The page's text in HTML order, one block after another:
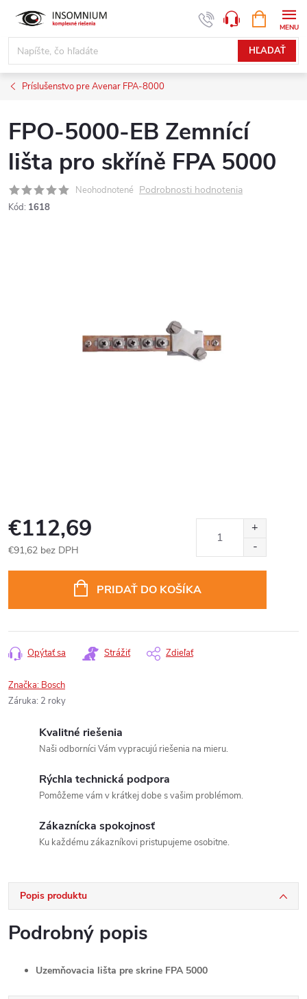
obsah
HĽADAŤ
KOŠÍK
Príslušenstvo pre Avenar FPA-8000
FPO-5000-EB Zemnící
lišta pro skříně FPA 5000
Neohodnotené Podrobnosti hodnotenia
Kód: 1618
€112,69
€91,62 bez DPH
PRIDAŤ DO KOŠÍKA
Opýtať sa Strážiť Zdieľať
Značka: Bosch
Záruka: 2 roky
Kvalitné riešenia
Naši odborníci Vám vypracujú riešenia na mieru.
Rýchla technická podpora
Pomôžeme vám v krátkej dobe s vašim problémom.
Zákaznícka spokojnosť
Ku každému zákazníkovi pristupujeme osobitne.
Popis produktu
Podrobný popis
Uzemňovacia lišta pre skrine FPA 5000
www.insomnium.sk - Chat